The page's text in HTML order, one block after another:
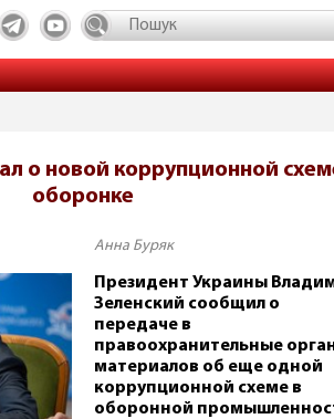
о новой коррупционной
оборонке
Анна Буряк
Президент Украины
Зеленский сообщил о
передаче в
правоохранительные
материалов об еще одной
коррупционной схеме в
оборонной